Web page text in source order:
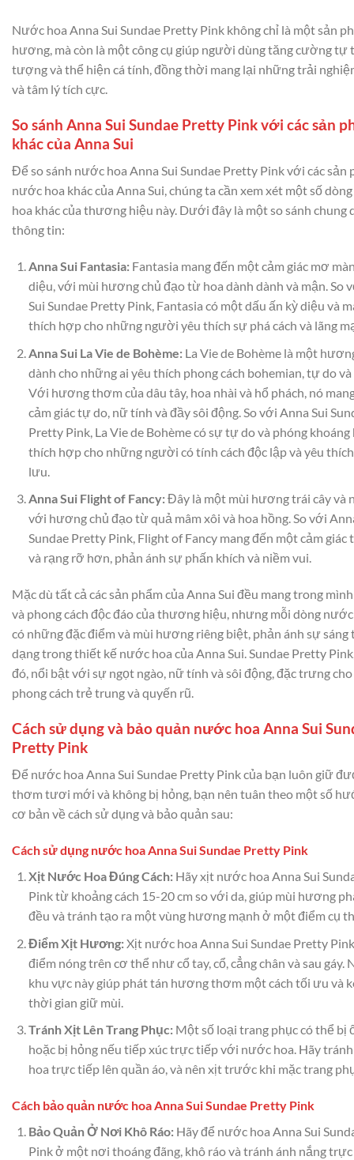
Nước hoa Anna Sui Sundae Pretty Pink không chỉ là một sản
hương, mà còn là một công cụ giúp người dùng tăng cường tự
tượng và thể hiện cá tính, đồng thời mang lại những trải
và tâm lý tích cực.
So sánh Anna Sui Sundae Pretty Pink với các sản
khác của Anna Sui
Để so sánh nước hoa Anna Sui Sundae Pretty Pink với các sản
nước hoa khác của Anna Sui, chúng ta cần xem xét một số
hoa khác của thương hiệu này. Dưới đây là một so sánh chung
thông tin:
Anna Sui Fantasia:Fantasia mang đến một cảm giác mơ
diệu, với mùi hương chủ đạo từ hoa dành dành và mận. So
Sui Sundae Pretty Pink, Fantasia có một dấu ấn kỳ diệu và
thích hợp cho những người yêu thích sự phá cách và lãng
Anna Sui La Vie de Bohème:La Vie de Bohème là một
dành cho những ai yêu thích phong cách bohemian, tự do và
Với hương thơm của dâu tây, hoa nhài và hổ phách, nó
cảm giác tự do, nữ tính và đầy sôi động. So với Anna Sui
Pretty Pink, La Vie de Bohème có sự tự do và phóng khoáng
thích hợp cho những người có tính cách độc lập và yêu
lưu.
Anna Sui Flight of Fancy:Đây là một mùi hương trái cây và
với hương chủ đạo từ quả mâm xôi và hoa hồng. So với
Sundae Pretty Pink, Flight of Fancy mang đến một cảm
và rạng rỡ hơn, phản ánh sự phấn khích và niềm vui.
Mặc dù tất cả các sản phẩm của Anna Sui đều mang trong
và phong cách độc đáo của thương hiệu, nhưng mỗi dòng
có những đặc điểm và mùi hương riêng biệt, phản ánh sự sáng
dạng trong thiết kế nước hoa của Anna Sui. Sundae Pretty
đó, nổi bật với sự ngọt ngào, nữ tính và sôi động, đặc trưng
phong cách trẻ trung và quyến rũ.
Cách sử dụng và bảo quản nước hoa Anna Sui
Pretty Pink
Để nước hoa Anna Sui Sundae Pretty Pink của bạn luôn giữ
thơm tươi mới và không bị hỏng, bạn nên tuân theo một số
cơ bản về cách sử dụng và bảo quản sau:
Cách sử dụng nước hoa Anna Sui Sundae Pretty Pink
Xịt Nước Hoa Đúng Cách:Hãy xịt nước hoa Anna Sui
Pink từ khoảng cách 15-20 cm so với da, giúp mùi hương
đều và tránh tạo ra một vùng hương mạnh ở một điểm cụ
Điểm Xịt Hương:Xịt nước hoa Anna Sui Sundae Pretty
điểm nóng trên cơ thể như cổ tay, cổ, cẳng chân và sau gáy.
khu vực này giúp phát tán hương thơm một cách tối ưu và
thời gian giữ mùi.
Tránh Xịt Lên Trang Phục:Một số loại trang phục có thể bị
hoặc bị hỏng nếu tiếp xúc trực tiếp với nước hoa. Hãy
hoa trực tiếp lên quần áo, và nên xịt trước khi mặc trang
Cách bảo quản nước hoa Anna Sui Sundae Pretty Pink
Bảo Quản Ở Nơi Khô Ráo:Hãy để nước hoa Anna Sui
Pink ở một nơi thoáng đãng, khô ráo và tránh ánh nắng